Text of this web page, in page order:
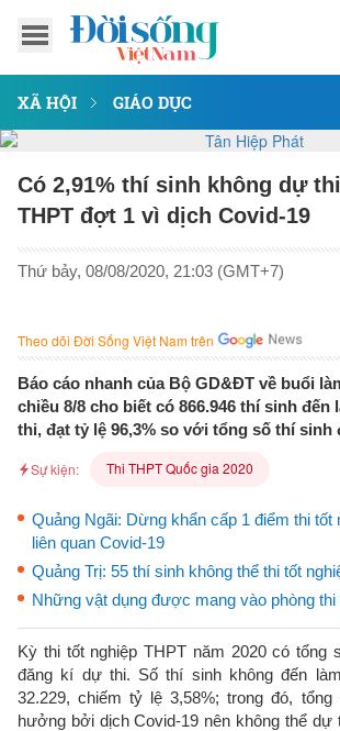
XÃ HỘI GIÁO DỤC
Có 2,91% thí sinh không dự
THPT đợt 1 vì dịch Covid-19
Thứ bảy, 08/08/2020, 21:03 (GMT+7)
Theo dõi Đời Sống Việt Nam trên
Báo cáo nhanh của Bộ GD&ĐT về buổi
chiều 8/8 cho biết có 866.946 thí sinh đến
thi, đạt tỷ lệ 96,3% so với tổng số thí sinh
Sự kiện: Thi THPT Quốc gia 2020
Quảng Ngãi: Dừng khẩn cấp 1 điểm thi tốt
liên quan Covid-19
Quảng Trị: 55 thí sinh không thể thi tốt
Những vật dụng được mang vào phòng thi
Kỳ thi tốt nghiệp THPT năm 2020 có tổng
đăng kí dự thi. Số thí sinh không đến
32.229, chiếm tỷ lệ 3,58%; trong đó,
hưởng bởi dịch Covid-19 nên không thể dự